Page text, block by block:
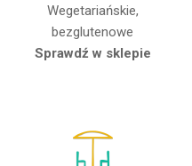
Wegetariańskie,
bezglutenowe
Sprawdź w sklepie